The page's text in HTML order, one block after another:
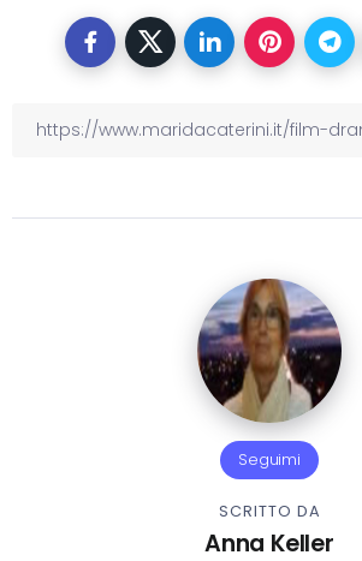
Seguimi
SCRITTO DA
Anna Keller